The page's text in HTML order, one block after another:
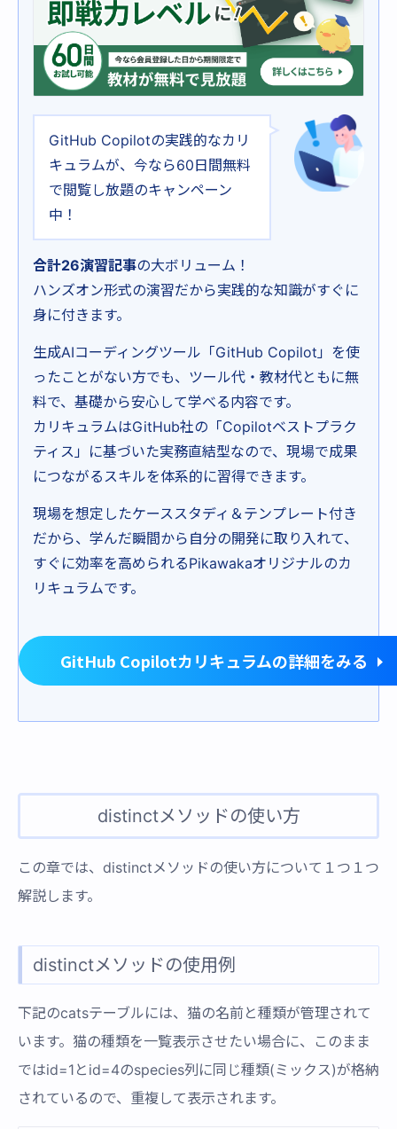
GitHub Copilotの実践的なカリ
キュラムが、今なら60日間無料
で閲覧し放題のキャンペーン
中！
合計26演習記事の大ボリューム！
ハンズオン形式の演習だから実践的な知識がすぐに
身に付きます。
生成AIコーディングツール「GitHub Copilot」を使
ったことがない方でも、ツール代・教材代ともに無
料で、基礎から安心して学べる内容です。
カリキュラムはGitHub社の「Copilotベストプラク
ティス」に基づいた実務直結型なので、現場で成果
につながるスキルを体系的に習得できます。
現場を想定したケーススタディ＆テンプレート付き
だから、学んだ瞬間から自分の開発に取り入れて、
すぐに効率を高められるPikawakaオリジナルのカ
リキュラムです。
GitHub Copilotカリキュラムの詳細をみる
distinctメソッドの使い方
この章では、distinctメソッドの使い方について１つ１つ
解説します。
distinctメソッドの使用例
下記のcatsテーブルには、猫の名前と種類が管理されて
います。猫の種類を一覧表示させたい場合に、このまま
ではid=1とid=4のspecies列に同じ種類(ミックス)が格納
されているので、重複して表示されます。